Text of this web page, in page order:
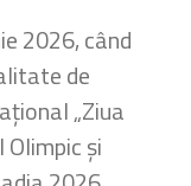
2026, când
de
„Ziua
și